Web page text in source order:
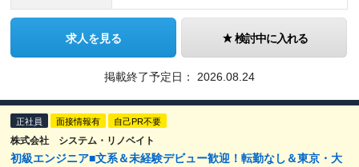
求人を見る 検討中に入れる
掲載終了予定日： 2026.08.24
正社員 面接情報有 自己PR不要
株式会社 システム・リノベイト
初級エンジニア■文系＆未経験デビュー歓迎！転勤なし＆東京・大